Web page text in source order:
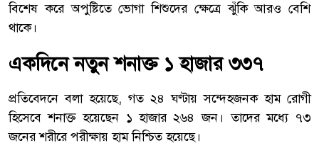
বিশেষ করে অপুষ্টিতে ভোগা শিশুদের ক্ষেত্রে ঝুঁকি আরও বেশি
থাকে।
একদিনে নতুন শনাক্ত ১ হাজার ৩৩৭
প্রতিবেদনে বলা হয়েছে, গত ২৪ ঘণ্টায় সন্দেহজনক হাম রোগী
হিসেবে শনাক্ত হয়েছেন ১ হাজার ২৬৪ জন। তাদের মধ্যে ৭৩
জনের শরীরে পরীক্ষায় হাম নিশ্চিত হয়েছে।